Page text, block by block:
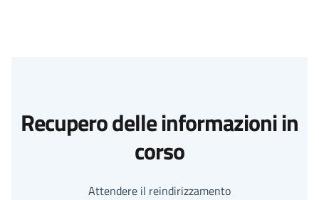
Recupero delle informazioni in
corso
Attendere il reindirizzamento